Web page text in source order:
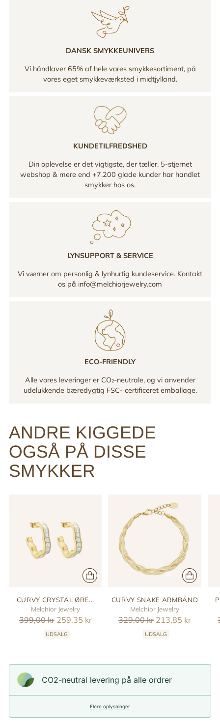
DANSK SMYKKEUNIVERS
Vi håndlaver 65% af hele vores smykkesortiment, på
vores eget smykkeværksted i midtjylland.
KUNDETILFREDSHED
Din oplevelse er det vigtigste, der tæller. 5-stjernet
webshop & mere end +7.200 glade kunder har handlet
smykker hos os.
LYNSUPPORT & SERVICE
Vi værner om personlig & lynhurtig kundeservice. Kontakt
os på info@melchiorjewelry.com
ECO-FRIENDLY
Alle vores leveringer er CO₂-neutrale, og vi anvender
udelukkende bæredygtig FSC- certificeret emballage.
ANDRE KIGGEDE
OGSÅ PÅ DISSE
SMYKKER
CURVY CRYSTAL ØRE...
Melchior Jewelry
Reguler
399,00 kr 259,35 kr
UDSALG
CURVY SNAKE ARMBÅND
Melchior Jewelry
Reguler
329,00 kr 213,85 kr
UDSALG
CO2-neutral levering på alle ordrer
Flere oplysninger